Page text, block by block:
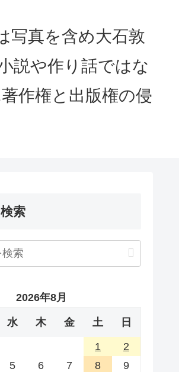
写真を含め大石敦
説や作り話ではな
作権と出版権の侵
索
2026年8月
水 木 金 土 日
1
2
5 6 7 8
9